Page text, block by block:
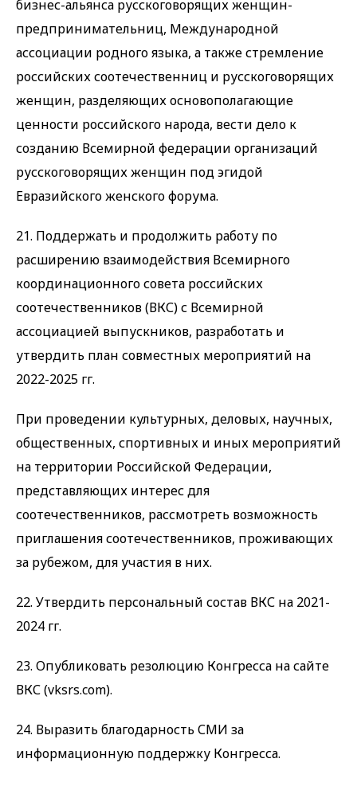
бизнес-альянса русскоговорящих женщин-
предпринимательниц, Международной
ассоциации родного языка, а также стремление
российских соотечественниц и русскоговорящих
женщин, разделяющих основополагающие
ценности российского народа, вести дело к
созданию Всемирной федерации организаций
русскоговорящих женщин под эгидой
Евразийского женского форума.
21. Поддержать и продолжить работу по
расширению взаимодействия Всемирного
координационного совета российских
соотечественников (ВКС) с Всемирной
ассоциацией выпускников, разработать и
утвердить план совместных мероприятий на
2022-2025 гг.
При проведении культурных, деловых, научных,
общественных, спортивных и иных мероприятий
на территории Российской Федерации,
представляющих интерес для
соотечественников, рассмотреть возможность
приглашения соотечественников, проживающих
за рубежом, для участия в них.
22. Утвердить персональный состав ВКС на 2021-
2024 гг.
23. Опубликовать резолюцию Конгресса на сайте
ВКС (vksrs.com).
24. Выразить благодарность СМИ за
информационную поддержку Конгресса.